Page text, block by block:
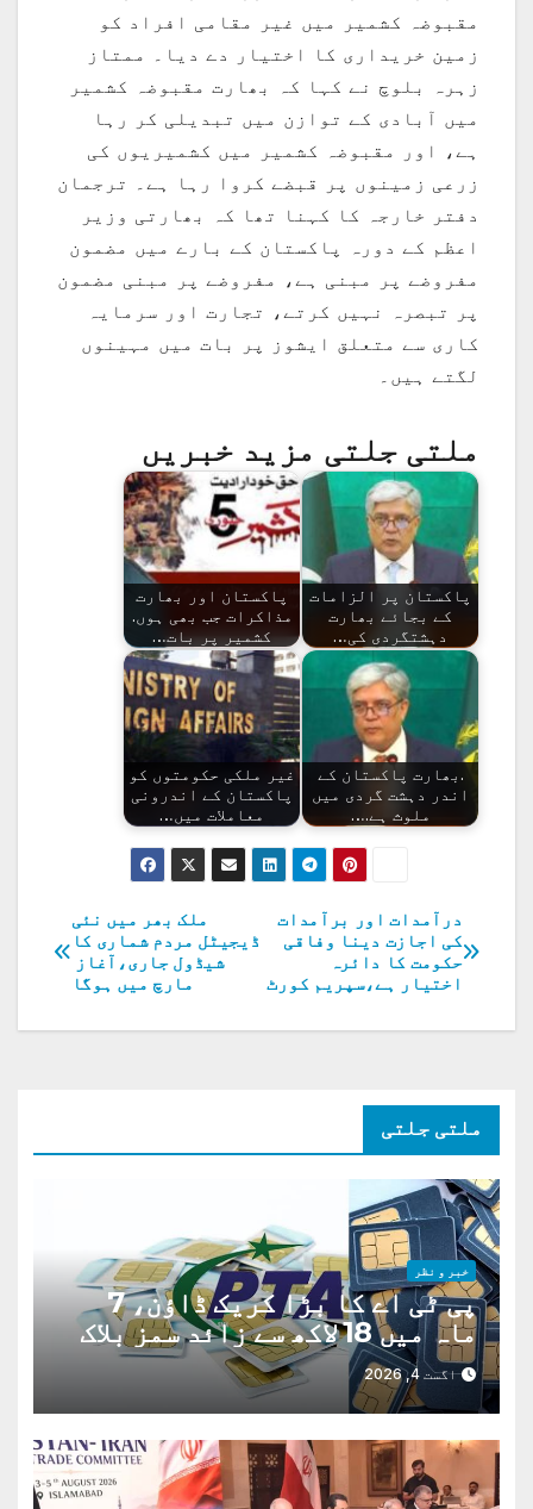
مقبوضہ کشمیر میں غیر مقامی افراد کو
زمین خریداری کا اختیار دے دیا۔ ممتاز
زہرہ بلوچ نے کہا کہ بھارت مقبوضہ کشمیر
میں آبادی کے توازن میں تبدیلی کر رہا
ہے، اور مقبوضہ کشمیر میں کشمیریوں کی
زرعی زمینوں پر قبضے کروا رہا ہے۔ ترجمان
دفتر خارجہ کا کہنا تھا کہ بھارتی وزیر
اعظم کے دورہ پاکستان کے بارے میں مضمون
مفروضے پر مبنی ہے، مفروضے پر مبنی مضمون
پر تبصرہ نہیں کرتے، تجارت اور سرمایہ
کاری سے متعلق ایشوز پر بات میں مہینوں
لگتے ہیں۔
ملتی جلتی مزید خبریں
پاکستان پر الزامات
کے بجائے بھارت
دہشتگردی کی…
پاکستان اور بھارت
مذاکرات جب بھی ہوں.
کشمیر پر بات…
.بھارت پاکستان کے
اندر دہشت گردی میں
ملوث ہے.…
غیر ملکی حکومتوں کو
پاکستان کے اندرونی
معاملات میں…
پوسٹوں
کی
نیویگیشن
ملک بھر میں نئی
ڈیجیٹل مردم شماری کا
شیڈول جاری،آغاز
مارچ میں ہوگا
درآمدات اور برآمدات
کی اجازت دینا وفاقی
حکومت کا دائرہ
اختیار ہے،سپریم کورٹ
ملتی جلتی
خبر و نظر
پی ٹی اے کا بڑا کریک ڈاؤن، 7
ماہ میں 18 لاکھ سے زائد سمز بلاک
اگست 4, 2026